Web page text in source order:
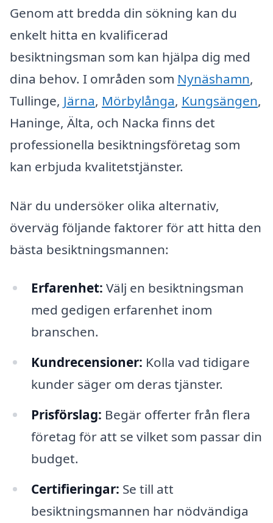
Genom att bredda din sökning kan du
enkelt hitta en kvalificerad
besiktningsman som kan hjälpa dig med
dina behov. I områden som Nynäshamn,
Tullinge, Järna, Mörbylånga, Kungsängen,
Haninge, Älta, och Nacka finns det
professionella besiktningsföretag som
kan erbjuda kvalitetstjänster.
När du undersöker olika alternativ,
överväg följande faktorer för att hitta den
bästa besiktningsmannen:
Erfarenhet: Välj en besiktningsman
med gedigen erfarenhet inom
branschen.
Kundrecensioner: Kolla vad tidigare
kunder säger om deras tjänster.
Prisförslag: Begär offerter från flera
företag för att se vilket som passar din
budget.
Certifieringar: Se till att
besiktningsmannen har nödvändiga